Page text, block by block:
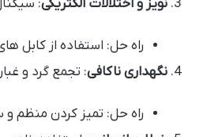
نویز و اختلالات الکتریکی:
راه حل: استفاده از کابل
نگهداری ناکافی: تجمع گرد و
راه حل: تمیز کردن منظم